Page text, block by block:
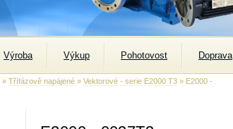
Výroba Výkup Pohotovost Doprava
» Třífázově napájené » Vektorové - serie E2000 T3 » E2000 -